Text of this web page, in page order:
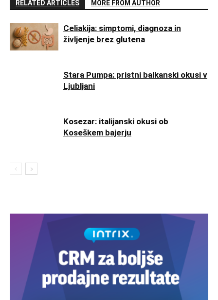
RELATED ARTICLES MORE FROM AUTHOR
Celiakija: simptomi, diagnoza in
življenje brez glutena
Stara Pumpa: pristni balkanski okusi v
Ljubljani
Kosezar: italijanski okusi ob
Koseškem bajerju